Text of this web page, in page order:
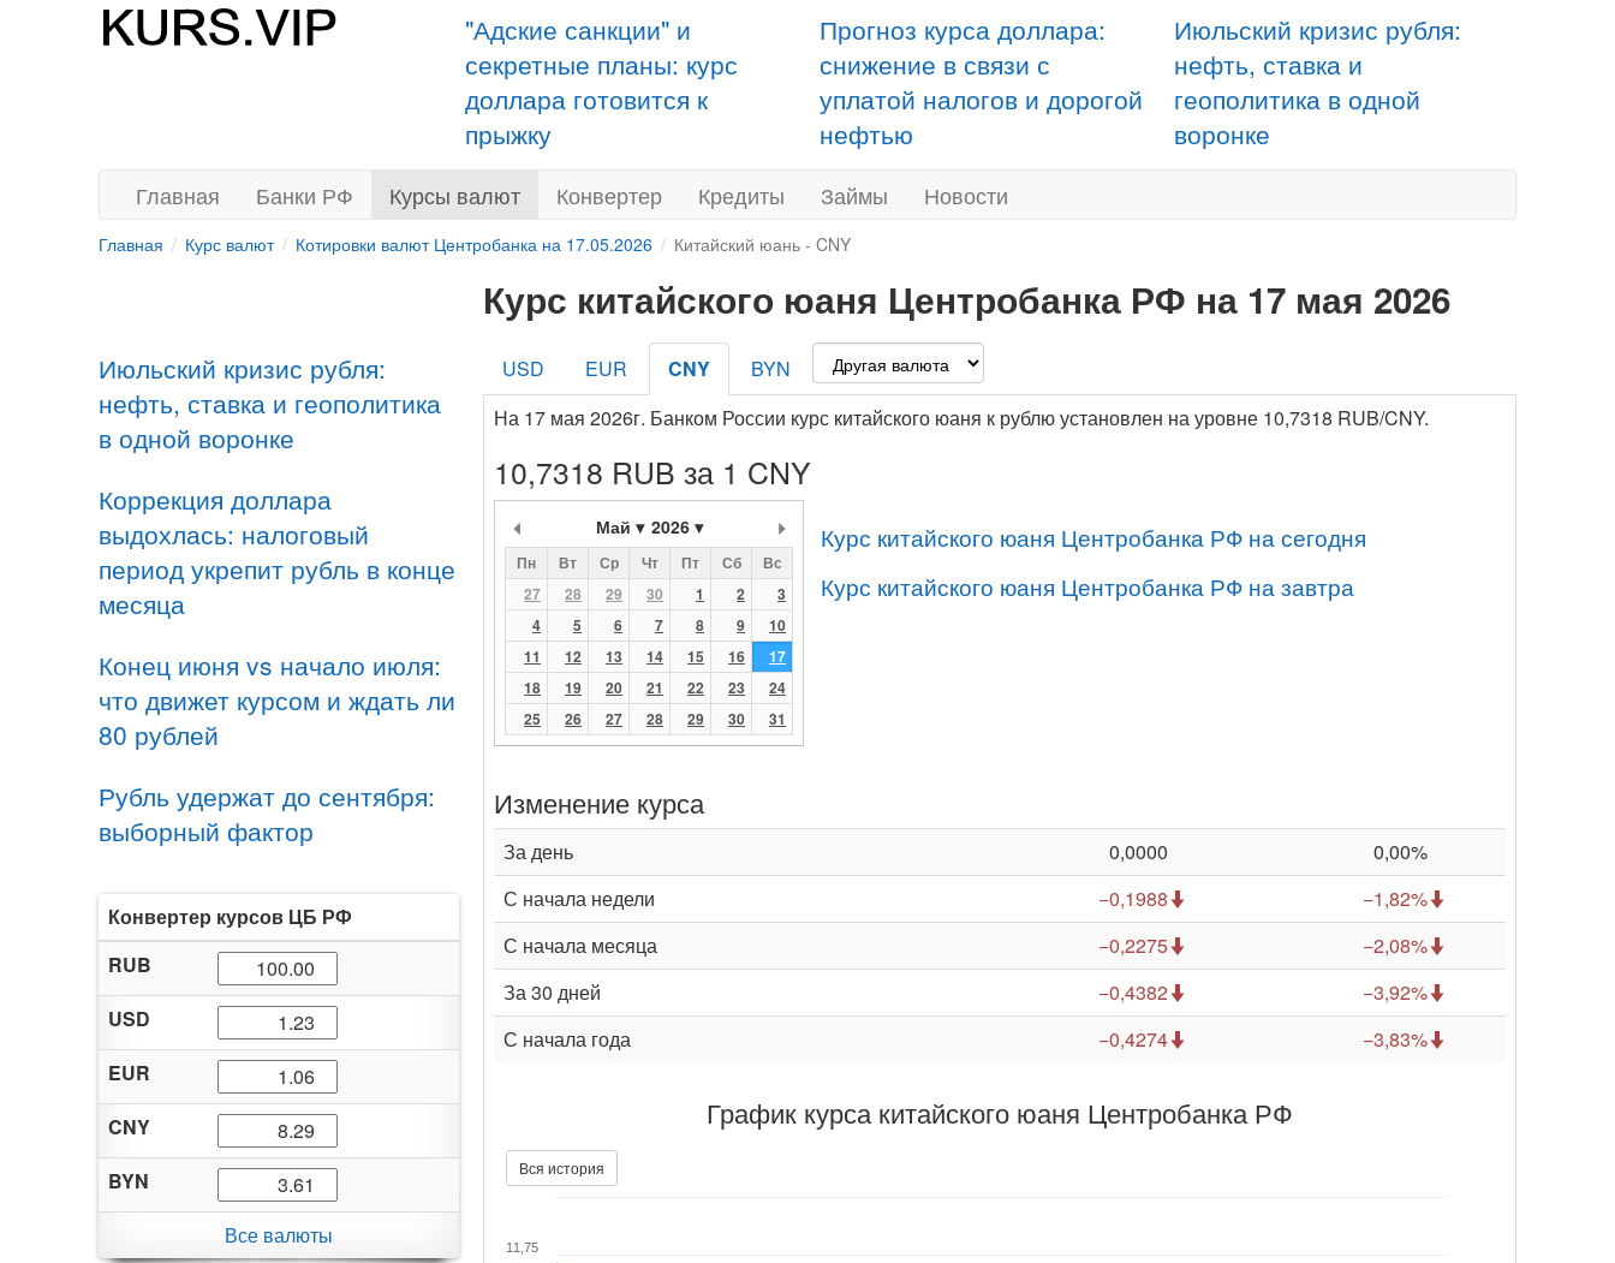
"Адские санкции" и
секретные планы: курс
доллара готовится к
прыжку
Прогноз курса доллара:
снижение в связи с
уплатой налогов и дорогой
нефтью
Июльский кризис рубля:
нефть, ставка и
геополитика в одной
воронке
Главная Банки РФ Курсы валют Конвертер Кредиты Займы Новости
Главная Курс валют Котировки валют Центробанка на 17.05.2026 Китайский юань - CNY
Июльский кризис рубля:
нефть, ставка и геополитика
в одной воронке
Коррекция доллара
выдохлась: налоговый
период укрепит рубль в конце
месяца
Конец июня vs начало июля:
что движет курсом и ждать ли
80 рублей
Рубль удержат до сентября:
выборный фактор
Конвертер курсов ЦБ РФ
RUB
USD
EUR
CNY
BYN
Все валюты
Курс китайского юаня Центробанка РФ на 17 мая 2026
USD EUR CNY
BYN
На 17 мая 2026г. Банком России курс китайского юаня к рублю установлен на уровне 10,7318 RUB/CNY.
10,7318 RUB за 1 CNY
Май 2026
Пн Вт Ср Чт Пт Сб
Вс
27
28 29 30 1 2
3
4
5 6 7 8 9
10
11
12 13 14 15 16
17
18
19 20 21 22 23
24
25
26 27 28 29 30 31
Курс китайского юаня Центробанка РФ на сегодня
Курс китайского юаня Центробанка РФ на завтра
Изменение курса
За день 0,0000
0,00%
С начала недели
−0,1988
−1,82%
С начала месяца
−0,2275
−2,08%
За 30 дней
−0,4382
−3,92%
С начала года
−0,4274 −3,83%
График курса китайского юаня Центробанка РФ
Вся история
11,75